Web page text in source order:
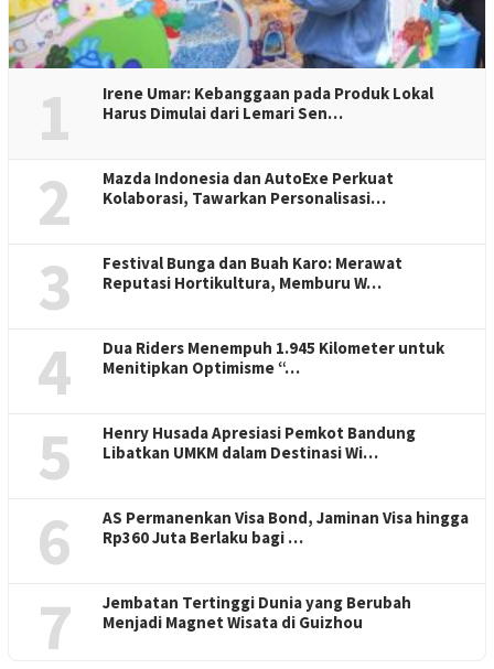
1
Irene Umar: Kebanggaan pada Produk Lokal
Harus Dimulai dari Lemari Sen…
2
Mazda Indonesia dan AutoExe Perkuat
Kolaborasi, Tawarkan Personalisasi…
3
Festival Bunga dan Buah Karo: Merawat
Reputasi Hortikultura, Memburu W…
4
Dua Riders Menempuh 1.945 Kilometer untuk
Menitipkan Optimisme “…
5
Henry Husada Apresiasi Pemkot Bandung
Libatkan UMKM dalam Destinasi Wi…
6
AS Permanenkan Visa Bond, Jaminan Visa hingga
Rp360 Juta Berlaku bagi …
7
Jembatan Tertinggi Dunia yang Berubah
Menjadi Magnet Wisata di Guizhou